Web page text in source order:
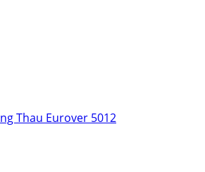
Thau Eurover 5012